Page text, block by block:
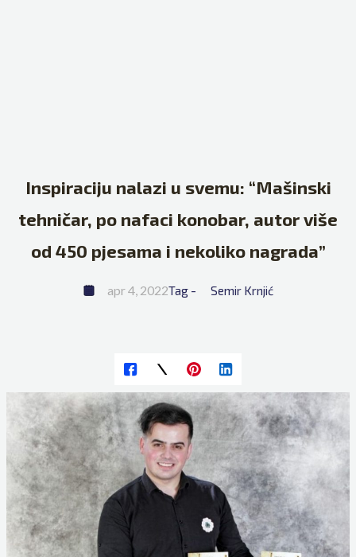
Inspiraciju nalazi u svemu: “Mašinski
tehničar, po nafaci konobar, autor više
od 450 pjesama i nekoliko nagrada”
apr 4, 2022Tag - Semir Krnjić